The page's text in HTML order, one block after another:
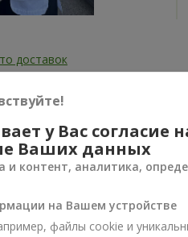
доставок
у Вас согласие
Ваших данных
и контент, аналитика,
на Вашем устройстве
файлы cookie и